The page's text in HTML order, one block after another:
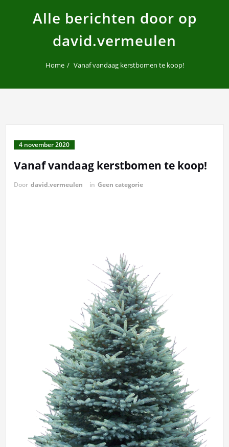
Alle berichten door op
david.vermeulen
Home Vanaf vandaag kerstbomen te koop!
4 november 2020
Vanaf vandaag kerstbomen te koop!
Door david.vermeulen in Geen categorie